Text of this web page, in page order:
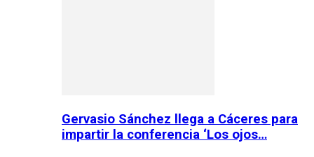
Gervasio Sánchez llega a Cáceres para
impartir la conferencia ‘Los ojos…